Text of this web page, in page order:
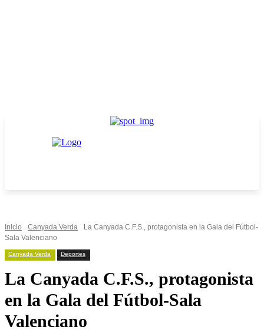
Inicio Canyada Verda
La Canyada C.F.S., protagonista en la Gala del Fútbol-
Sala Valenciano
Canyada Verda Deportes
La Canyada C.F.S., protagonista
en la Gala del Fútbol-Sala
Valenciano